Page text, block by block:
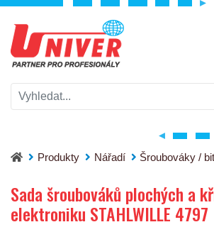
Produkty Nářadí Šroubováky /
Sada šroubováků plochých a křížových
Sada šroubováků plochých a
elektroniku STAHLWILLE 4797